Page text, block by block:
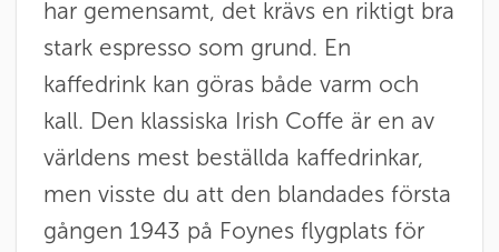
har gemensamt, det krävs en riktigt bra
stark espresso som grund. En
kaffedrink kan göras både varm och
kall. Den klassiska Irish Coffe är en av
världens mest beställda kaffedrinkar,
men visste du att den blandades första
gången 1943 på Foynes flygplats för